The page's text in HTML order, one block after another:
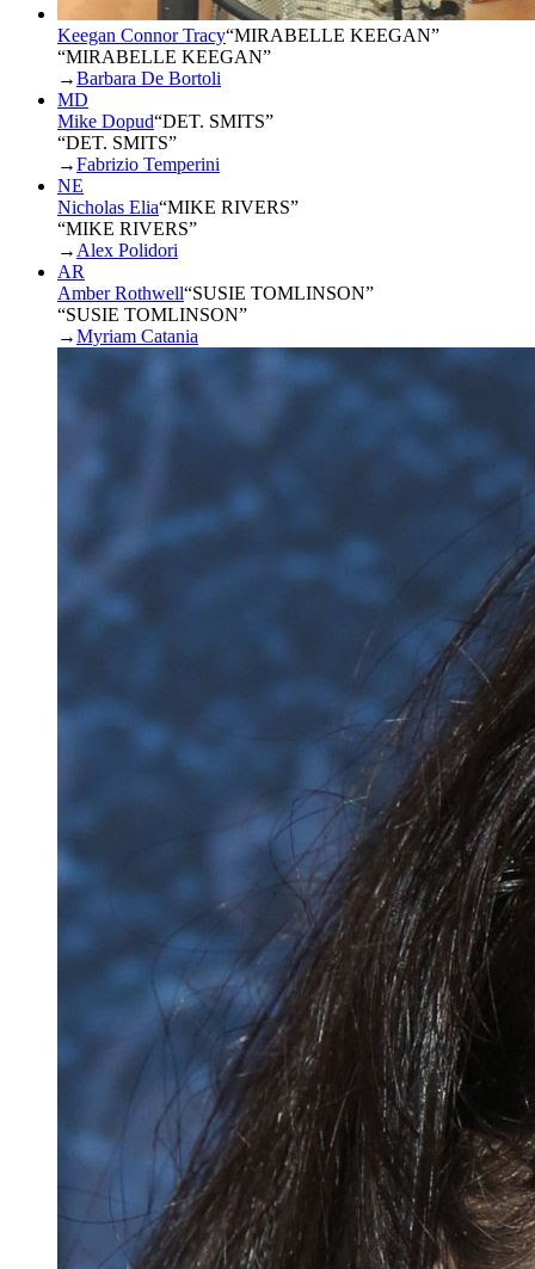
Keegan Connor Tracy“MIRABELLE KEEGAN”
“MIRABELLE KEEGAN”
→Barbara De Bortoli
MD
Mike Dopud“DET. SMITS”
“DET. SMITS”
→Fabrizio Temperini
NE
Nicholas Elia“MIKE RIVERS”
“MIKE RIVERS”
→ Alex Polidori
AR
Amber Rothwell“SUSIE TOMLINSON”
“SUSIE TOMLINSON”
→Myriam Catania